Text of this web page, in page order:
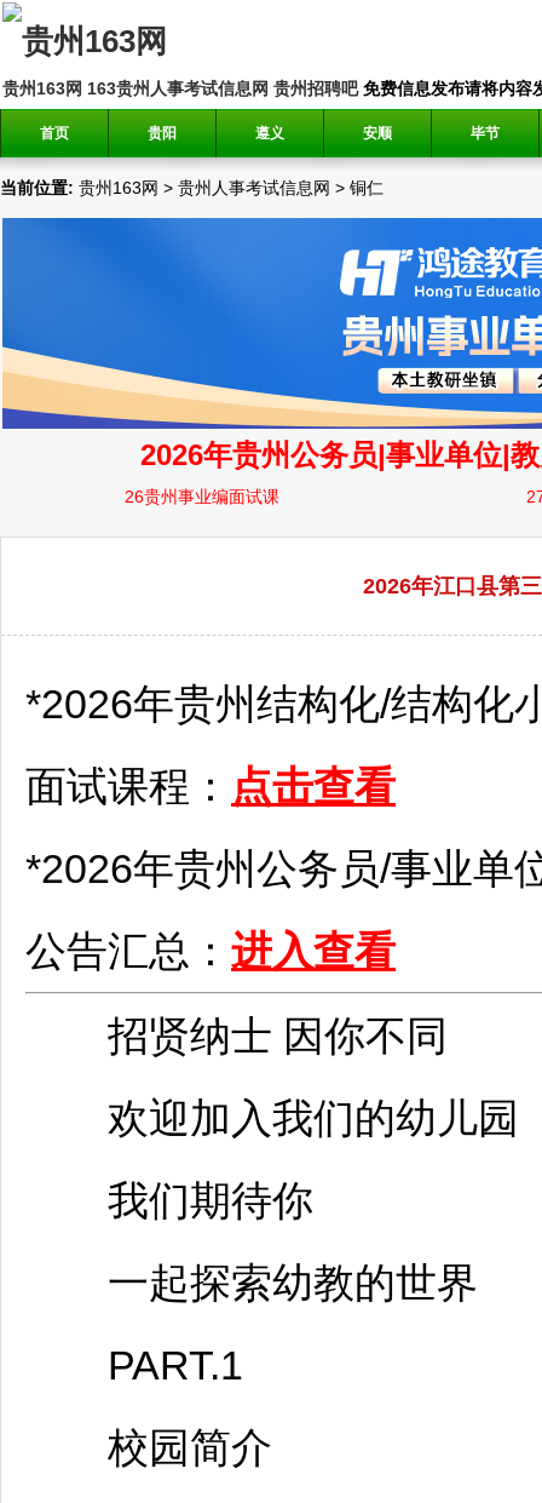
贵州163网 163贵州人事考试信息网 贵州招聘吧免费信息发布请将内容
首页 贵阳 遵义 安顺 毕节
当前位置: 贵州163网 > 贵州人事考试信息网 > 铜仁
2026年江口县第
*2026年贵州结构化/结构化
面试课程： 点击查看
*2026年贵州公务员/事业单
公告汇总： 进入查看
招贤纳士 因你不同
欢迎加入我们的幼儿园
我们期待你
一起探索幼教的世界
PART.1
校园简介